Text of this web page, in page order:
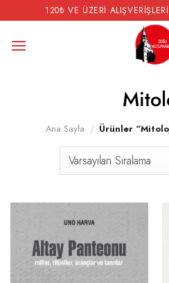
atla
120₺ VE ÜZERI
Ana Sayfa / Ürünler